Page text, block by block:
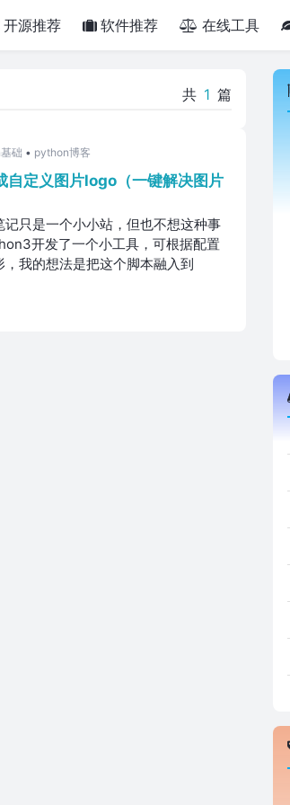
开源推荐 软件推荐 在线工具
共 1 篇
础 • python博客
定义图片logo（一键解决图片
只是一个小小站，但也不想这种事
开发了一个小工具，可根据配置
我的想法是把这个脚本融入到